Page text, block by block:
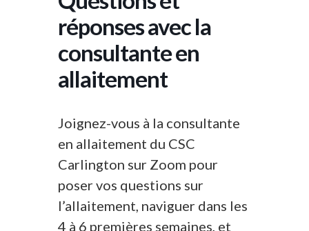
réponses avec la
consultante en
allaitement
Joignez-vous à la consultante
en allaitement du CSC
Carlington sur Zoom pour
poser vos questions sur
l’allaitement, naviguer dans les
4 à 6 premières semaines, et